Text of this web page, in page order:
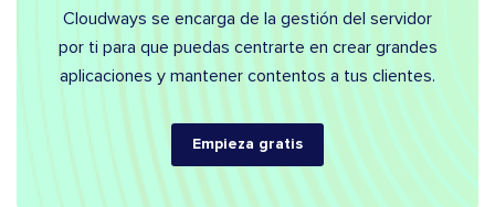
Cloudways se encarga de la gestión del servidor
por ti para que puedas centrarte en crear grandes
aplicaciones y mantener contentos a tus clientes.
Empieza gratis